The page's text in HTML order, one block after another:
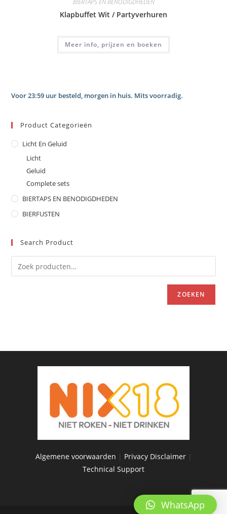
Klapbuffet Wit / Partyverhuren
Meer info, prijzen en boeken
Voor 23:59 uur besteld, morgen in huis. Mits voorradig.
Product Categorieën
Licht En Geluid
Licht
Geluid
Complete sets
BIERTAPS EN BENODIGDHEDEN
BIERFUSTEN
Search Product
ZOEKEN
Algemene voorwaarden | Privacy Disclaimer |
Technical Support
WhatsApp